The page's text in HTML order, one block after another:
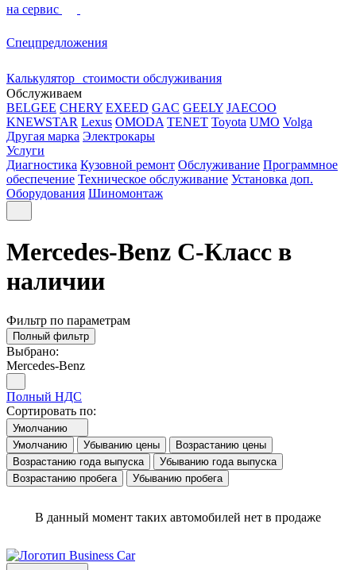
на сервис
Спецпредложения
Калькулятор стоимости обслуживания
Обслуживаем
BELGEE CHERY EXEED GAC GEELY JAECOO
KNEWSTAR Lexus OMODA TENET Toyota UMO Volga
Другая марка Электрокары
Услуги
Диагностика Кузовной ремонт Обслуживание Программное
обеспечение Техническое обслуживание Установка доп.
Оборудования Шиномонтаж
Mercedes-Benz C-Класс в
наличии
Фильтр по параметрам
Полный фильтр
Выбрано:
Mercedes-Benz
Полный НДС
Сортировать по:
Умолчанию
Умолчанию
Убыванию цены
Возрастанию цены
Возрастанию года выпуска
Убыванию года выпуска
Возрастанию пробега
Убыванию пробега
В данный момент таких автомобилей нет в продаже